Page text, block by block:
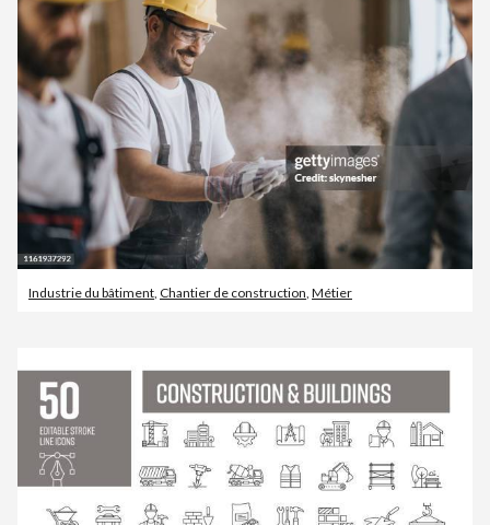
Industrie du bâtiment, Chantier de construction, Métier